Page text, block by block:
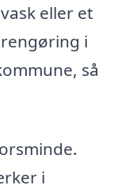
eller et
i
så
i